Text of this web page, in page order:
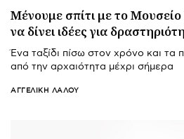
Μένουμε σπίτι με το
να δίνει ιδέες για
Ένα ταξίδι πίσω στον χρόνο και τα
από την αρχαιότητα μέχρι σήμερα
ΑΓΓΕΛΙΚΉ ΛΆΛΟΥ